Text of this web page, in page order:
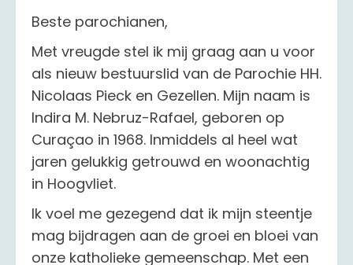
Beste parochianen,
Met vreugde stel ik mij graag aan u voor
als nieuw bestuurslid van de Parochie HH.
Nicolaas Pieck en Gezellen. Mijn naam is
Indira M. Nebruz-Rafael, geboren op
Curaçao in 1968. Inmiddels al heel wat
jaren gelukkig getrouwd en woonachtig
in Hoogvliet.
Ik voel me gezegend dat ik mijn steentje
mag bijdragen aan de groei en bloei van
onze katholieke gemeenschap. Met een